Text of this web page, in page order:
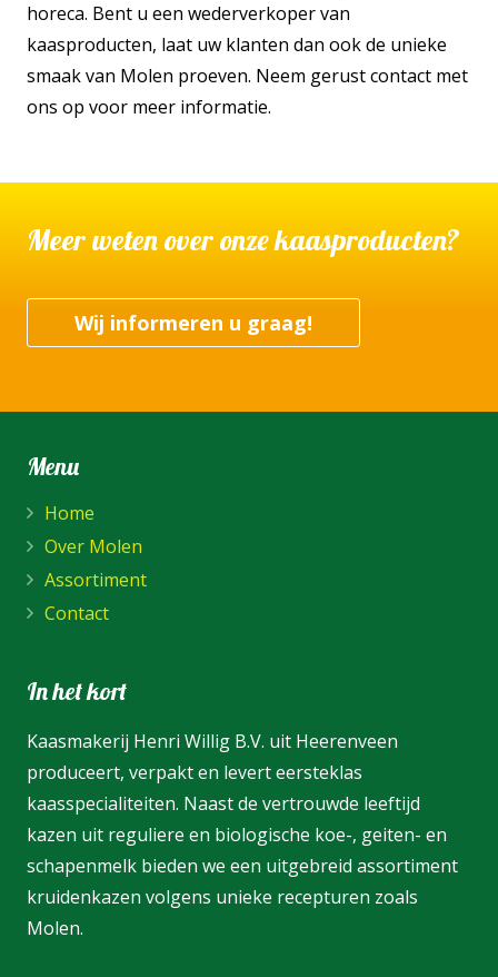
horeca. Bent u een wederverkoper van
kaasproducten, laat uw klanten dan ook de unieke
smaak van Molen proeven. Neem gerust contact met
ons op voor meer informatie.
Meer weten over onze kaasproducten?
Wij informeren u graag!
Menu
Home
Over Molen
Assortiment
Contact
In het kort
Kaasmakerij Henri Willig B.V. uit Heerenveen
produceert, verpakt en levert eersteklas
kaasspecialiteiten. Naast de vertrouwde leeftijd
kazen uit reguliere en biologische koe-, geiten- en
schapenmelk bieden we een uitgebreid assortiment
kruidenkazen volgens unieke recepturen zoals
Molen.